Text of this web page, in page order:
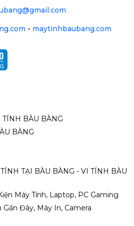
- maytinhbaubang.com
TÍNH BÀU BÀNG
BÀNG
TẠI BÀU BÀNG - VI TÍNH BÀU
Máy Tính, Laptop, PC Gaming
Gần Đây, Máy In, Camera